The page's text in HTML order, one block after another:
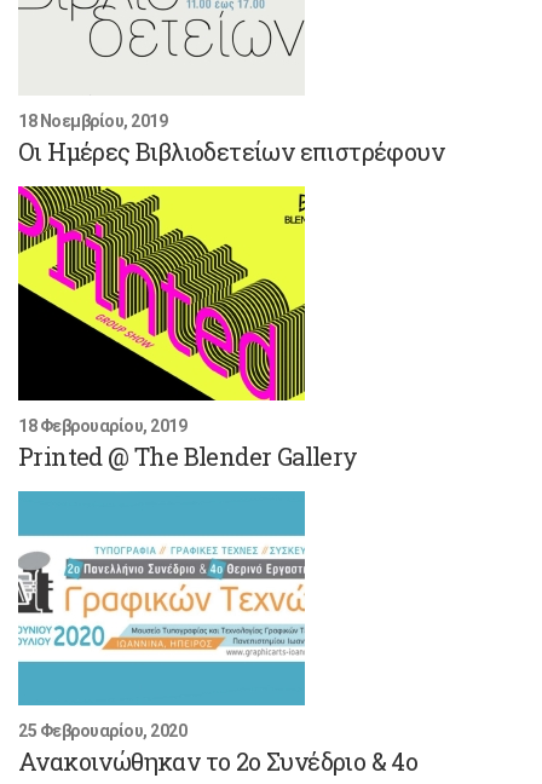
18 Νοεμβρίου, 2019
Οι Ημέρες Βιβλιοδετείων επιστρέφουν
18 Φεβρουαρίου, 2019
Printed @ The Blender Gallery
25 Φεβρουαρίου, 2020
Ανακοινώθηκαν το 2ο Συνέδριο & 4ο